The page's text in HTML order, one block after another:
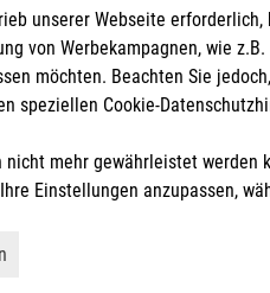
22
92318
Telefon:
unserer Webseite
von Werbekampagnen, wie
möchten. Beachten Sie
speziellen Cookie-
mehr gewährleistet werden
Einstellungen anzupassen,
Marketing und Analyse